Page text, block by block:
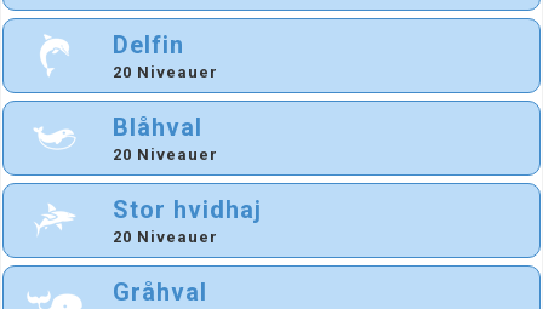
Delfin
20 Niveauer
Blåhval
20 Niveauer
Stor hvidhaj
20 Niveauer
Gråhval